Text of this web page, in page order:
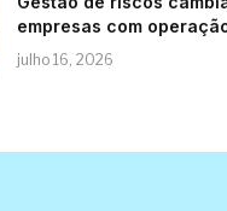
empresas com
julho 16, 2026